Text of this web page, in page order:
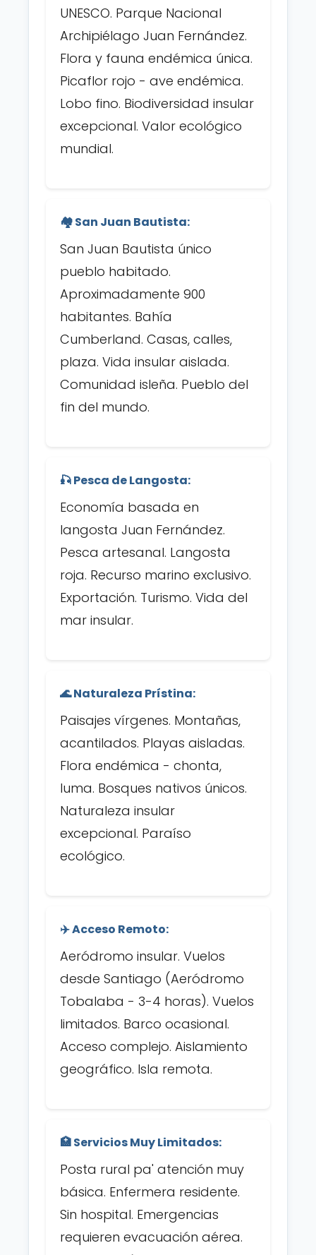
UNESCO. Parque Nacional
Archipiélago Juan Fernández.
Flora y fauna endémica única.
Picaflor rojo - ave endémica.
Lobo fino. Biodiversidad insular
excepcional. Valor ecológico
mundial.
🏘️ San Juan Bautista:
San Juan Bautista único
pueblo habitado.
Aproximadamente 900
habitantes. Bahía
Cumberland. Casas, calles,
plaza. Vida insular aislada.
Comunidad isleña. Pueblo del
fin del mundo.
🎣 Pesca de Langosta:
Economía basada en
langosta Juan Fernández.
Pesca artesanal. Langosta
roja. Recurso marino exclusivo.
Exportación. Turismo. Vida del
mar insular.
🌊 Naturaleza Prístina:
Paisajes vírgenes. Montañas,
acantilados. Playas aisladas.
Flora endémica - chonta,
luma. Bosques nativos únicos.
Naturaleza insular
excepcional. Paraíso
ecológico.
✈️ Acceso Remoto:
Aeródromo insular. Vuelos
desde Santiago (Aeródromo
Tobalaba - 3-4 horas). Vuelos
limitados. Barco ocasional.
Acceso complejo. Aislamiento
geográfico. Isla remota.
🏥 Servicios Muy Limitados:
Posta rural pa' atención muy
básica. Enfermera residente.
Sin hospital. Emergencias
requieren evacuación aérea.